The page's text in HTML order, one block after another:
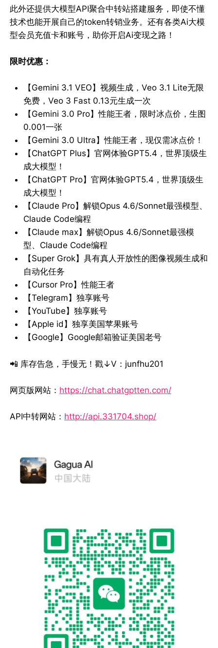
此外还提供大模型API聚合中转站搭建服务，即使不懂
技术也能开展自己的token转销业务。还有各类Ai大模
型会员充值卡和账号，助你开启Ai变现之路！
限时优惠：
【Gemini 3.1 VEO】视频生成，Veo 3.1 Lite无限
免费，Veo 3 Fast 0.13元生成一次
【Gemini 3.0 Pro】性能王者，限时冰点价，生图
0.001一张
【Gemini 3.0 Ultra】性能王者，现仅需冰点价！
【ChatGPT Plus】官网体验GPT5.4，世界顶级生
成大模型！
【ChatGPT Pro】官网体验GPT5.4，世界顶级生
成大模型！
【Claude Pro】解锁Opus 4.6/Sonnet最强模型、
Claude Code编程
【Claude max】解锁Opus 4.6/Sonnet最强模
型、Claude Code编程
【Super Grok】具有真人开放性的图像视频生成和
自动化任务
【Cursor Pro】性能王者
【Telegram】独享账号
【YouTube】独享账号
【Apple id】独享美国苹果账号
【Google】Google邮箱验证美国老号
📲 库存告急，手慢无！戳↓V：junfhu201
网页版网站： https://chat.chatgptten.com/
API中转网站： http://api.331704.shop/